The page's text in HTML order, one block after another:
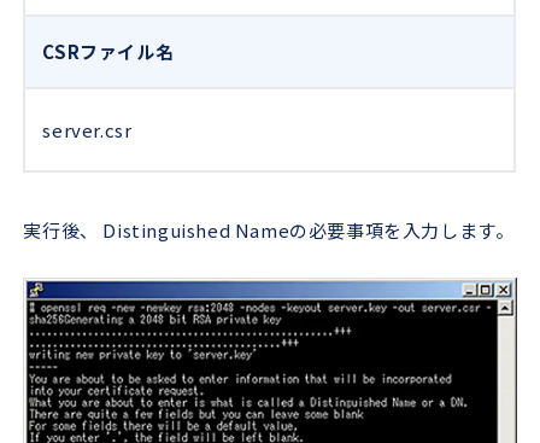
CSRファイル名
server.csr
実行後、 Distinguished Nameの必要事項を入力します。